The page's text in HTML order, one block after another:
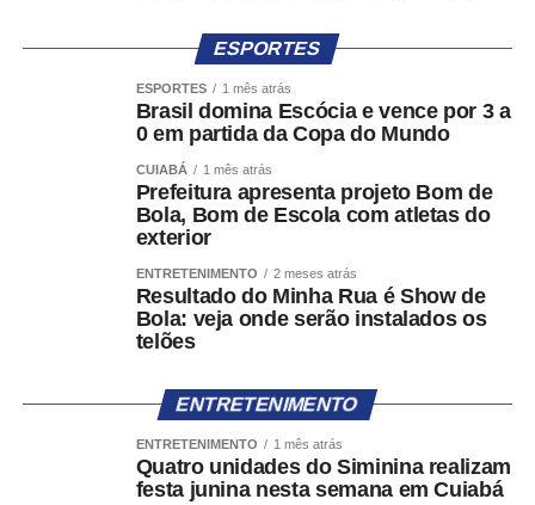
Após o envio, o sistema gerará um número de protocolo
para acompanhamento da denúncia, que poderá ser
consultada tanto no aplicativo quanto por meio de um link
enviado ao e-mail informado pela pessoa denunciante.
Encaminhamento para outros canais
A portaria também prevê situações em que a denúncia
pessoa será direcionada para os canais apropriados,
como o Sistema de Alertas de Desinformação Eleitoral
(SIADE), utilizado para comunicações relacionadas à
eleitoral, ou os canais eletrônicos do Ministério Público
Eleitoral (MPE) da respectiva unidade da Federação,
destinados ao recebimento de denúncias sobre crimes
eleitorais e outros ilícitos que afetem a disputa na
ESPORTES
ESPORTES 1 mês atrás
Brasil domina Escócia e vence por 3 a
0 em partida da Copa do Mundo
CUIABÁ 1 mês atrás
Prefeitura apresenta projeto Bom de
Bola, Bom de Escola com atletas do
exterior
ENTRETENIMENTO 2 meses atrás
Resultado do Minha Rua é Show de
Bola: veja onde serão instalados os
telões
ENTRETENIMENTO
ENTRETENIMENTO 1 mês atrás
Quatro unidades do Siminina realizam
festa junina nesta semana em Cuiabá